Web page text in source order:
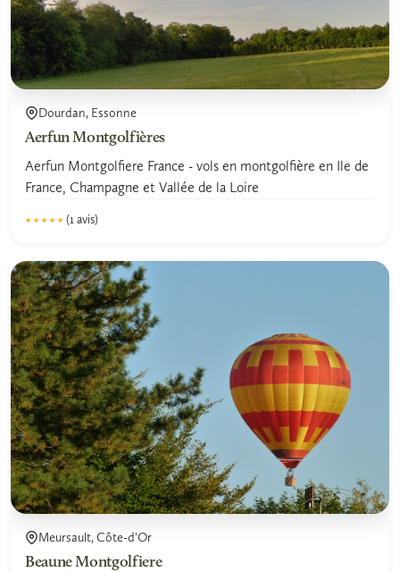
Dourdan, Essonne
Aerfun Montgolfières
Aerfun Montgolfiere France - vols en montgolfière en Ile de
France, Champagne et Vallée de la Loire
★★★★★
★★★★★ (1 avis)
Meursault, Côte-d'Or
Beaune Montgolfiere